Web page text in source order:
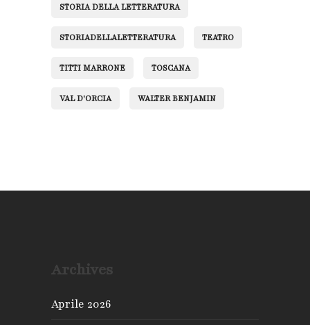
STORIA DELLA LETTERATURA
STORIADELLALETTERATURA TEATRO
TITTI MARRONE TOSCANA
VAL D'ORCIA WALTER BENJAMIN
Archives
Aprile 2026